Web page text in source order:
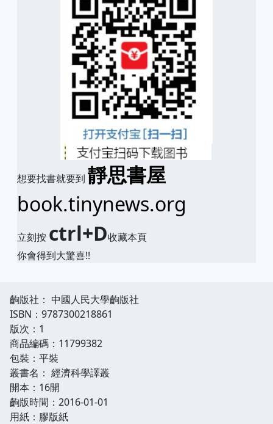
想要找書就要到 靜思書屋
book.tinynews.org
立刻按 ctrl+D收藏本頁
你會得到大驚喜!!
齣版社： 中國人民大學齣版社
ISBN：9787300218861
版次：1
商品編碼：11799382
包裝：平裝
叢書名： 經濟科學譯叢
開本：16開
齣版時間：2016-01-01
用紙：膠版紙